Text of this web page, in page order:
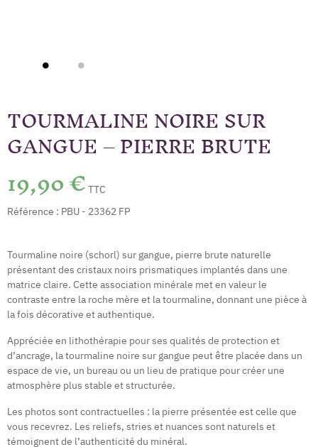
TOURMALINE NOIRE SUR
GANGUE – PIERRE BRUTE
19,90 € TTC
Référence : PBU - 23362 FP
Tourmaline noire (schorl) sur gangue, pierre brute naturelle
présentant des cristaux noirs prismatiques implantés dans une
matrice claire. Cette association minérale met en valeur le
contraste entre la roche mère et la tourmaline, donnant une pièce à
la fois décorative et authentique.
Appréciée en lithothérapie pour ses qualités de protection et
d’ancrage, la tourmaline noire sur gangue peut être placée dans un
espace de vie, un bureau ou un lieu de pratique pour créer une
atmosphère plus stable et structurée.
Les photos sont contractuelles : la pierre présentée est celle que
vous recevrez. Les reliefs, stries et nuances sont naturels et
témoignent de l’authenticité du minéral.